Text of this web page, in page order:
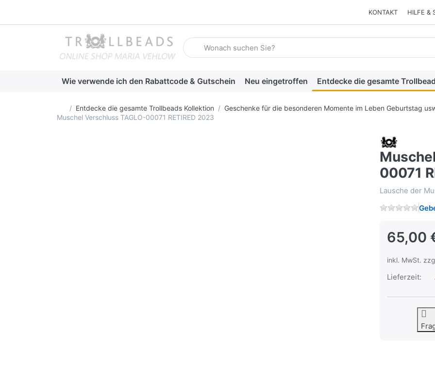
KONTAKT HILFE &
Geben Sie einen Suchbegriff ein. Während Sie tippen, erscheinen
Wie verwende ich den Rabattcode & Gutschein Neu eingetroffen Entdecke die gesamte
Startseite
Entdecke die gesamte Trollbeads Kollektion Geschenke für die besonderen Momente im Leben Geburtstag
Muschel Verschluss TAGLO-00071 RETIRED 2023
00071
Lausche der
65,00
inkl. MwSt.
Lieferzeit: